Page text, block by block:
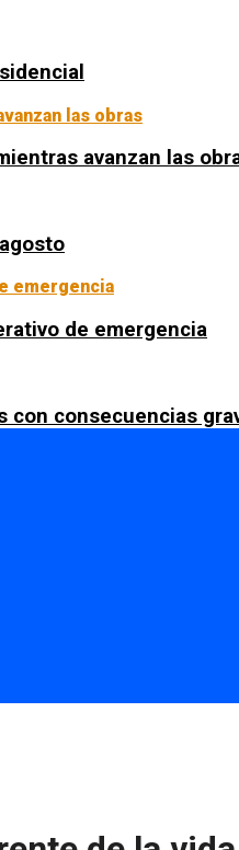
avanzan las
de emergencia
con consecuencias